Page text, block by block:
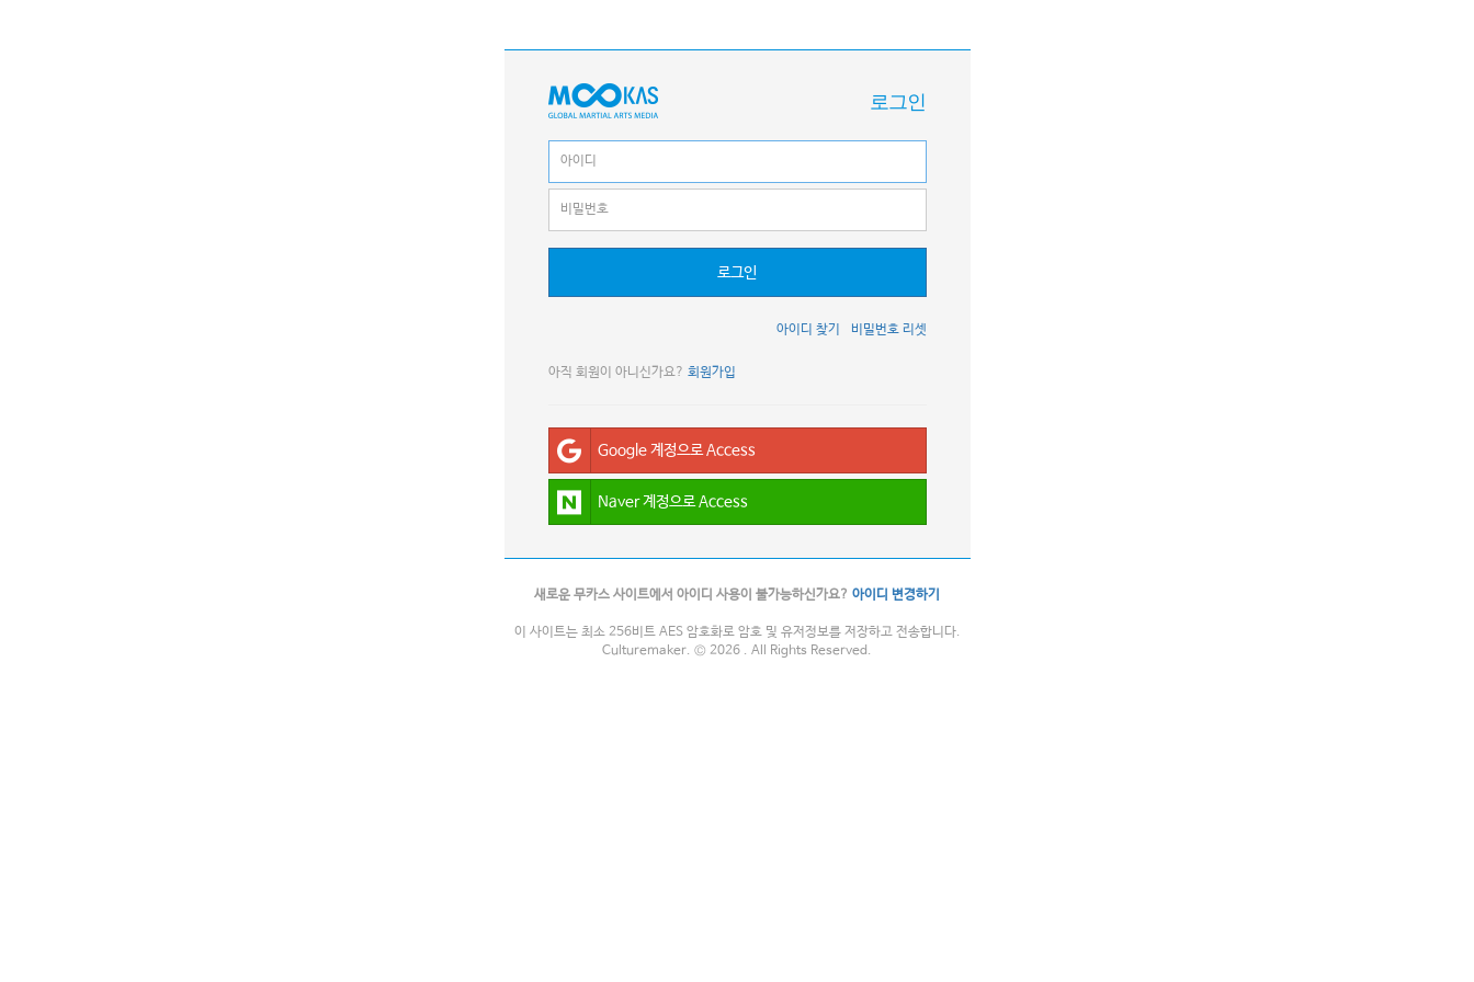
로그인
로그인
비밀번호 리셋
아이디 찾기
아직 회원이 아니신가요? 회원가입
Google 계정으로 Access
Naver 계정으로 Access
새로운 무카스 사이트에서 아이디 사용이 불가능하신가요? 아이디 변경하기
이 사이트는 최소 256비트 AES 암호화로 암호 및 유저정보를 저장하고 전송합니다.
Culturemaker. © 2026 . All Rights Reserved.